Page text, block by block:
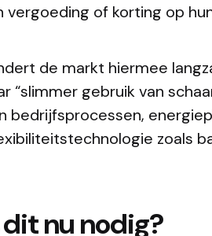
vergoeding of korting op
de markt hiermee
“slimmer gebruik van
bedrijfsprocessen,
zoals
nu nodig?